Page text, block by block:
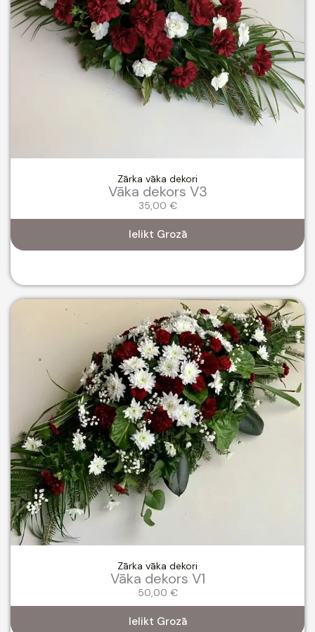
Zārka vāka dekori
Vāka dekors V3
35,00 €
Ielikt Grozā
Zārka vāka dekori
Vāka dekors V1
50,00 €
Ielikt Grozā